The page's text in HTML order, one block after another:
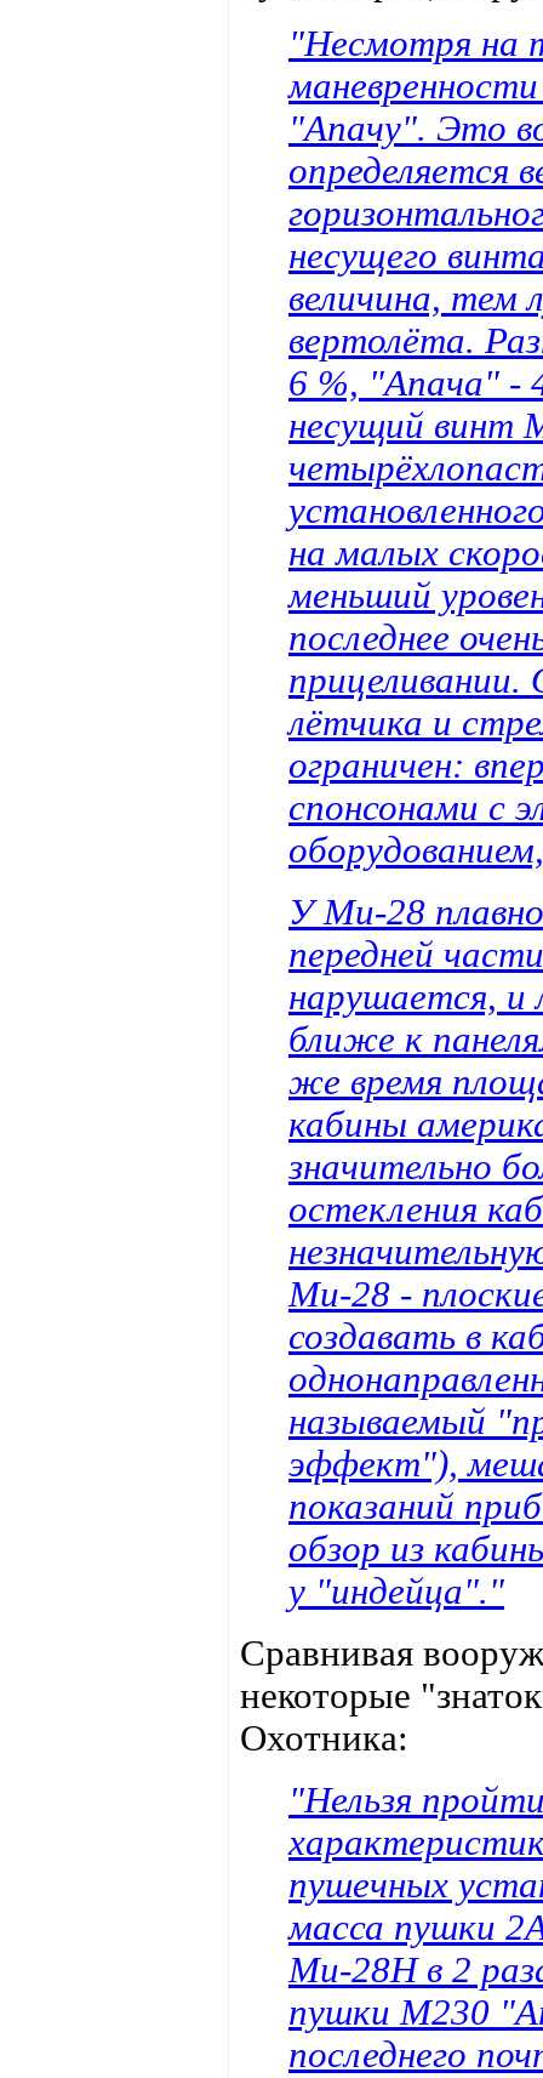
"Несмотря на
"Апачу". Это
определяется
несущего
величина, тем
вертолёта.
6 %, "Апача" -
несущий винт
на малых
меньший
последнее
прицеливании.
лётчика и
ограничен:
спонсонами с
У Ми-28
передней
нарушается, и
ближе к
же время
кабины
значительно
остекления
Ми-28 -
создавать в
называемый
эффект"),
показаний
обзор из
у "индейца"."
Сравнивая
некоторые
Охотника:
"Нельзя
пушечных
масса пушки
Ми-28Н в 2
пушки М230
последнего